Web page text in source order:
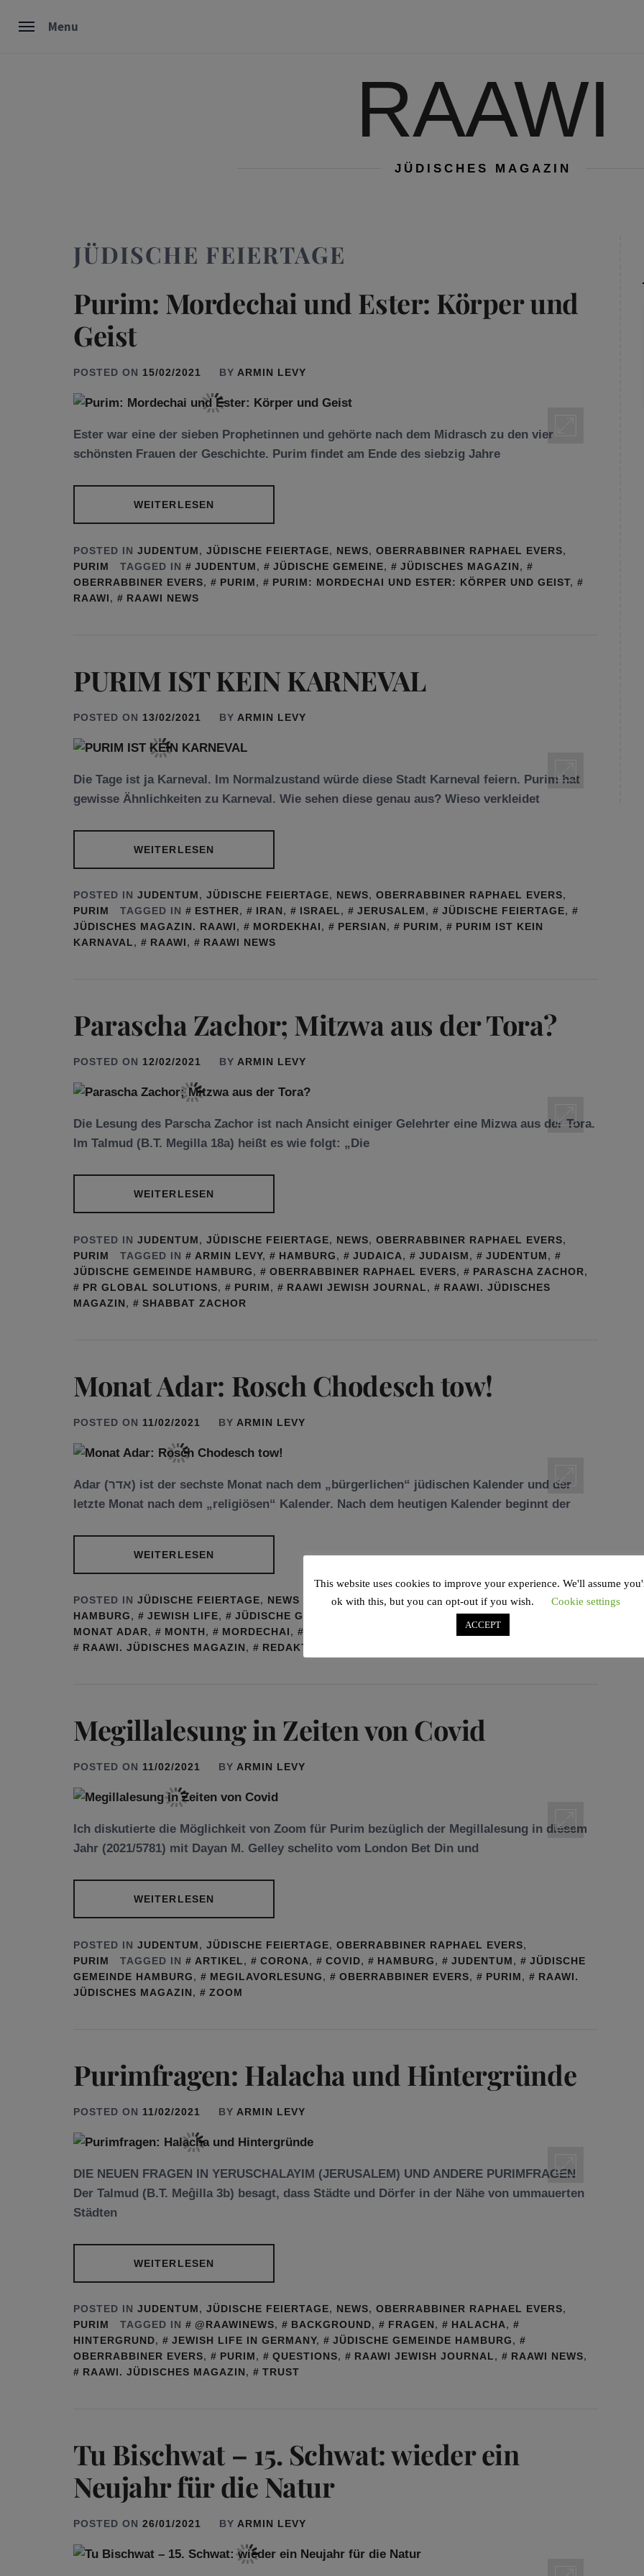
Menu
RAAWI
JÜDISCHES MAGAZIN
JÜDISCHE FEIERTAGE
Purim: Mordechai und Ester: Körper und
Geist
POSTED ON 15/02/2021 BY ARMIN LEVY
Ester war eine der sieben Prophetinnen und gehörte nach dem Midrasch zu den vier
schönsten Frauen der Geschichte. Purim findet am Ende des siebzig Jahre
WEITERLESEN
POSTED IN JUDENTUM, JÜDISCHE FEIERTAGE, NEWS, OBERRABBINER RAPHAEL EVERS,
PURIM
TAGGED IN JUDENTUM, JÜDISCHE GEMEINE, JÜDISCHES MAGAZIN,
OBERRABBINER EVERS, PURIM, PURIM: MORDECHAI UND ESTER: KÖRPER UND GEIST,
RAAWI, RAAWI NEWS
PURIM IST KEIN KARNEVAL
POSTED ON 13/02/2021 BY ARMIN LEVY
Die Tage ist ja Karneval. Im Normalzustand würde diese Stadt Karneval feiern. Purim hat
gewisse Ähnlichkeiten zu Karneval. Wie sehen diese genau aus? Wieso verkleidet
WEITERLESEN
POSTED IN JUDENTUM, JÜDISCHE FEIERTAGE, NEWS, OBERRABBINER RAPHAEL EVERS,
PURIM
TAGGED IN ESTHER, IRAN, ISRAEL, JERUSALEM, JÜDISCHE FEIERTAGE,
JÜDISCHES MAGAZIN. RAAWI, MORDEKHAI, PERSIAN, PURIM,
PURIM IST KEIN
KARNAVAL, RAAWI, RAAWI NEWS
Parascha Zachor; Mitzwa aus der Tora?
POSTED ON 12/02/2021 BY ARMIN LEVY
Die Lesung des Parscha Zachor ist nach Ansicht einiger Gelehrter eine Mizwa aus der Tora.
Im Talmud (B.T. Megilla 18a) heißt es wie folgt: „Die
WEITERLESEN
POSTED IN JUDENTUM, JÜDISCHE FEIERTAGE, NEWS, OBERRABBINER RAPHAEL EVERS,
PURIM
TAGGED IN ARMIN LEVY, HAMBURG, JUDAICA, JUDAISM, JUDENTUM,
JÜDISCHE GEMEINDE HAMBURG, OBERRABBINER RAPHAEL EVERS, PARASCHA ZACHOR,
PR GLOBAL SOLUTIONS, PURIM, RAAWI JEWISH JOURNAL,
RAAWI. JÜDISCHES
MAGAZIN, SHABBAT ZACHOR
Monat Adar: Rosch Chodesch tow!
POSTED ON 11/02/2021 BY ARMIN LEVY
Adar (אדר) ist der sechste Monat nach dem „bürgerlichen“ jüdischen Kalender und der
letzte Monat nach dem „religiösen“ Kalender. Nach dem heutigen Kalender beginnt der
WEITERLESEN
POSTED IN JÜDISCHE FEIERTAGE, NEWS TAGGED IN ADAR, ESTHER , GRÜSSE
HAMBURG, JEWISH LIFE, JÜDISCHE GEMEINDE HAMBURG JÜDISCHER KALENDER
MONAT ADAR, MONTH, MORDECHAI, RAAWI JEWISH JOURNAL
RAAWI. JÜDISCHES MAGAZIN, REDAKTION
Megillalesung in Zeiten von Covid
POSTED ON 11/02/2021 BY ARMIN LEVY
Ich diskutierte die Möglichkeit von Zoom für Purim bezüglich der Megillalesung in diesem
Jahr (2021/5781) mit Dayan M. Gelley schelito vom London Bet Din und
WEITERLESEN
POSTED IN JUDENTUM, JÜDISCHE FEIERTAGE, OBERRABBINER RAPHAEL EVERS,
PURIM
TAGGED IN ARTIKEL, CORONA, COVID, HAMBURG, JUDENTUM,
JÜDISCHE
GEMEINDE HAMBURG, MEGILAVORLESUNG, OBERRABBINER EVERS, PURIM,
RAAWI.
JÜDISCHES MAGAZIN, ZOOM
Purimfragen: Halacha und Hintergründe
POSTED ON 11/02/2021 BY ARMIN LEVY
DIE NEUEN FRAGEN IN YERUSCHALAYIM (JERUSALEM) UND ANDERE PURIMFRAGEN
Der Talmud (B.T. Meĝilla 3b) besagt, dass Städte und Dörfer in der Nähe von ummauerten
Städten
WEITERLESEN
POSTED IN JUDENTUM, JÜDISCHE FEIERTAGE, NEWS, OBERRABBINER RAPHAEL EVERS,
PURIM
TAGGED IN @RAAWINEWS, BACKGROUND, FRAGEN, HALACHA,
HINTERGRUND, JEWISH LIFE IN GERMANY, JÜDISCHE GEMEINDE HAMBURG,
OBERRABBINER EVERS, PURIM, QUESTIONS, RAAWI JEWISH JOURNAL, RAAWI NEWS,
RAAWI. JÜDISCHES MAGAZIN, TRUST
Tu Bischwat – 15. Schwat: wieder ein
Neujahr für die Natur
POSTED ON 26/01/2021 BY ARMIN LEVY
This website uses cookies to improve your experience. We'll assume
ok with this, but you can opt-out if you wish.
Cookie settings
ACCEPT